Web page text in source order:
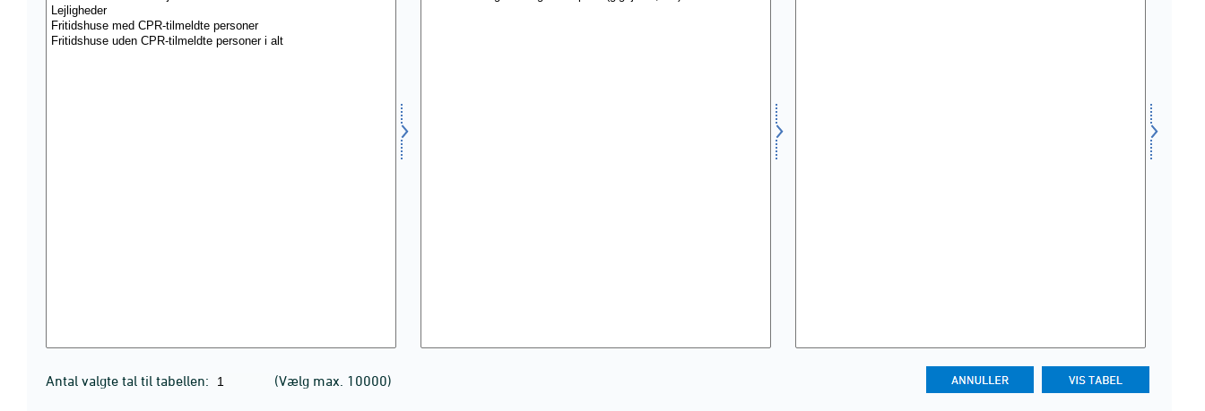
Antal valgte tal til tabellen: (Vælg max. 10000)